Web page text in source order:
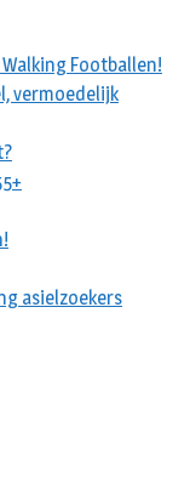
Footballen!
vermoedelijk
asielzoekers